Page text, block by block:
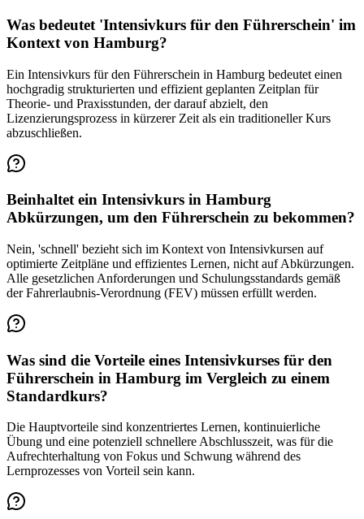
Was bedeutet 'Intensivkurs für den Führerschein' im
Kontext von Hamburg?
Ein Intensivkurs für den Führerschein in Hamburg bedeutet einen
hochgradig strukturierten und effizient geplanten Zeitplan für
Theorie- und Praxisstunden, der darauf abzielt, den
Lizenzierungsprozess in kürzerer Zeit als ein traditioneller Kurs
abzuschließen.
Beinhaltet ein Intensivkurs in Hamburg
Abkürzungen, um den Führerschein zu bekommen?
Nein, 'schnell' bezieht sich im Kontext von Intensivkursen auf
optimierte Zeitpläne und effizientes Lernen, nicht auf Abkürzungen.
Alle gesetzlichen Anforderungen und Schulungsstandards gemäß
der Fahrerlaubnis-Verordnung (FEV) müssen erfüllt werden.
Was sind die Vorteile eines Intensivkurses für den
Führerschein in Hamburg im Vergleich zu einem
Standardkurs?
Die Hauptvorteile sind konzentriertes Lernen, kontinuierliche
Übung und eine potenziell schnellere Abschlusszeit, was für die
Aufrechterhaltung von Fokus und Schwung während des
Lernprozesses von Vorteil sein kann.